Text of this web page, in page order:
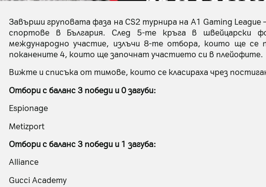
Завърши груповата фаза на CS2 турнира на A1 Gaming League
спортове в България. След 5-те кръга в швейцарски
международно участие, излъчи 8-те отбора, които ще се
поканените 4, които ще започнат участието си в плейофите.
Вижте и списъка от тимове, които се класираха чрез
Отбори с баланс 3 победи и 0 загуби:
Espionage
Metizport
Отбори с баланс 3 победи и 1 загуба:
Alliance
Gucci Academy